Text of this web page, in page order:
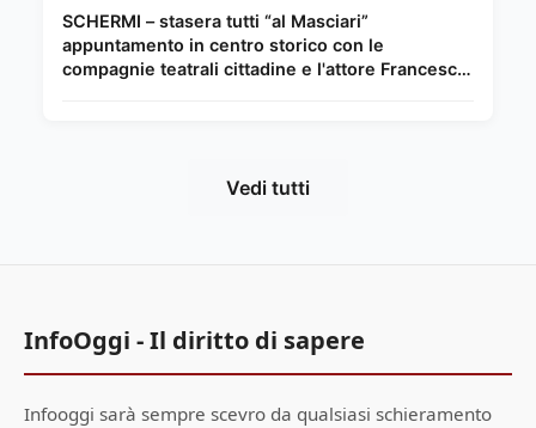
SCHERMI – stasera tutti “al Masciari”
appuntamento in centro storico con le
compagnie teatrali cittadine e l'attore Francesco
Vedi tutti
InfoOggi - Il diritto di sapere
Infooggi sarà sempre scevro da qualsiasi schieramento